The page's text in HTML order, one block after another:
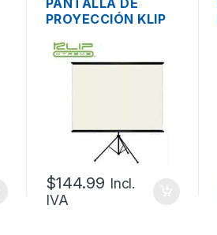
PANTALLA DE
PROYECCIÓN KLIP
CON TRIPODE
MANUAL PLEGABLE
MANUAL PLEGABLE
200 X 150CM (100
PULGADAS)
$144.99 Incl.
IVA